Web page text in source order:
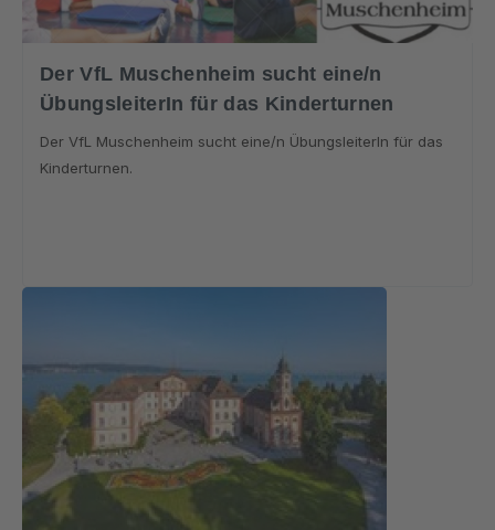
Der VfL Muschenheim sucht eine/n
ÜbungsleiterIn für das Kinderturnen
Der VfL Muschenheim sucht eine/n ÜbungsleiterIn für das
Kinderturnen.